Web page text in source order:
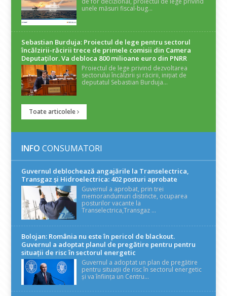
unele măsuri fiscal-bug...
Sebastian Burduja: Proiectul de lege pentru sectorul
încălzirii-răcirii trece de primele comisii din Camera
Deputaților. Va debloca 800 milioane euro din PNRR
Proiectul de lege privind dezvoltarea
sectorului încălzirii și răcirii, inițiat de
deputatul Sebastian Burduja...
Toate articolele
INFO CONSUMATORI
Guvernul deblochează angajările la Transelectrica,
Transgaz și Hidroelectrica: 402 posturi aprobate
Guvernul a aprobat, prin trei
memorandumuri distincte, ocuparea
posturilor vacante la
Transelectrica,Transgaz ...
Bolojan: România nu este în pericol de blackout.
Guvernul a adoptat planul de pregătire pentru pentru
situații de risc în sectorul energetic
Guvernul a adoptat un plan de pregătire
pentru situații de risc în sectorul energetic
și va înființa un Centru...